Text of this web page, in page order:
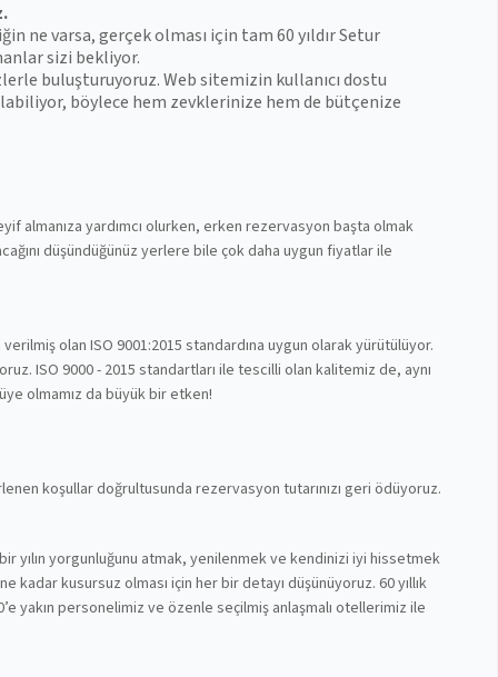
ne varsa, gerçek olması için tam 60 yıldır Setur
sizi bekliyor.
buluşturuyoruz. Web sitemizin kullanıcı dostu
böylece hem zevklerinize hem de bütçenize
almanıza yardımcı olurken, erken rezervasyon başta olmak
düşündüğünüz yerlere bile çok daha uygun fiyatlar ile
olan ISO 9001:2015 standardına uygun olarak yürütülüyor.
ISO 9000 - 2015 standartları ile tescilli olan kalitemiz de, aynı
olmamız da büyük bir etken!
koşullar doğrultusunda rezervasyon tutarınızı geri ödüyoruz.
yılın yorgunluğunu atmak, yenilenmek ve kendinizi iyi hissetmek
kadar kusursuz olması için her bir detayı düşünüyoruz. 60 yıllık
yakın personelimiz ve özenle seçilmiş anlaşmalı otellerimiz ile